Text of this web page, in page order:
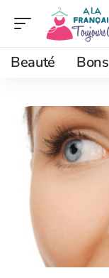
Beauté